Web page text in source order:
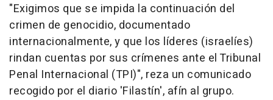
"Exigimos que se impida la continuación del
crimen de genocidio, documentado
internacionalmente, y que los líderes (israelíes)
rindan cuentas por sus crímenes ante el Tribunal
Penal Internacional (TPI)", reza un comunicado
recogido por el diario 'Filastín', afín al grupo.